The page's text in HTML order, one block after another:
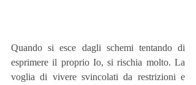
Quando si esce dagli schemi tentando di
esprimere il proprio Io, si rischia molto. La
voglia di vivere svincolati da restrizioni e